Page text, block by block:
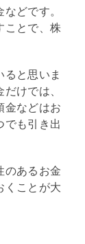
どです。
ことで、株
と思いま
けでは、
金などはお
でも引き出
のあるお金
くことが大